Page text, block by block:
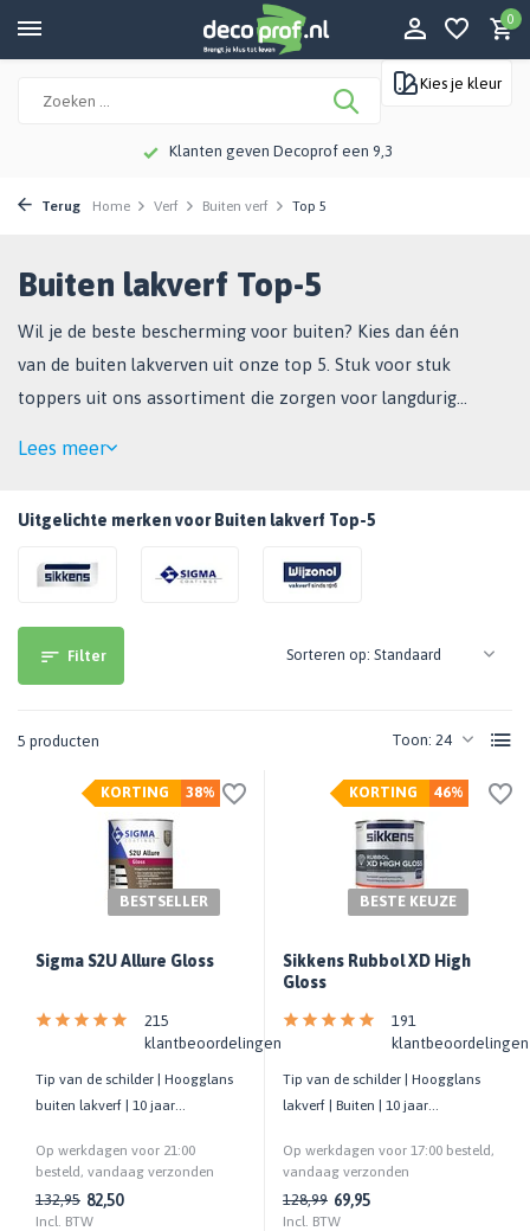
0
Kies je kleur
Klanten geven Decoprof een 9,3
Terug Home Verf Buiten verf Top 5
Buiten lakverf Top-5
Wil je de beste bescherming voor buiten? Kies dan één
van de buiten lakverven uit onze top 5. Stuk voor stuk
toppers uit ons assortiment die zorgen voor langdurige
Lees meer
Uitgelichte merken voor Buiten lakverf Top-5
Filter
5 producten Toon:
Sorteren op:
BESTSELLER
38%
KORTING
Sigma S2U Allure Gloss
215
klantbeoordelingen
Tip van de schilder | Hoogglans
buiten lakverf | 10 jaar
Op werkdagen voor 21:00
besteld, vandaag verzonden
132,95 82,50
Incl. BTW
BESTE KEUZE
46%
KORTING
Sikkens Rubbol XD High
Gloss
191
klantbeoordelingen
Tip van de schilder | Hoogglans
lakverf | Buiten | 10 jaar
Op werkdagen voor 17:00 besteld,
vandaag verzonden
128,99 69,95
Incl. BTW